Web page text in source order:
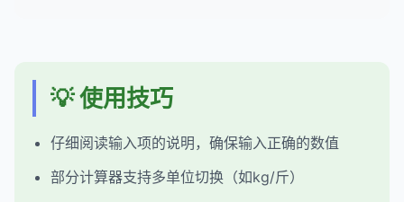
💡 使用技巧
仔细阅读输入项的说明，确保输入正确的数值
部分计算器支持多单位切换（如kg/斤）